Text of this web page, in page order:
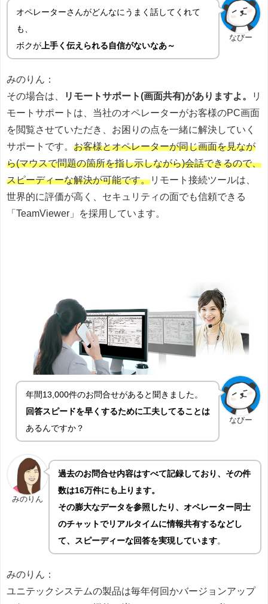
なびー
オペレーターさんがどんなにうまく話してくれて
も、
ボクが 上手く伝えられる自信がないなあ～
みのりん：
その場合は、
リモートサポート(画面共有)がありますよ。
リ
モートサポートは、当社のオペレーターがお客様のPC画面
を閲覧させていただき、お困りの点を一緒に解決していく
サポートです。 お客様とオペレーターが同じ画面を見なが
ら(マウスで問題の箇所を指し示しながら)会話できるので、
スピーディーな解決が可能です。リモート接続ツールは、
世界的に評価が高く、セキュリティの面でも信頼できる
「TeamViewer」を採用しています。
なびー
年間13,000件のお問合せがあると聞きました。
回答スピードを早くするために工夫してることは
あるんですか？
みのりん
過去のお問合せ内容はすべて記録しており、その件
数は16万件にも上ります。
その膨大なデータを参照したり、オペレーター同士
のチャットでリアルタイムに情報共有するなどし
て、スピーディーな回答を実現しています
みのりん：
ユニテックシステムの製品は毎年何回かバージョンアップ